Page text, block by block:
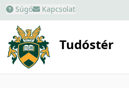
Súgó Kapcsolat
Tudóstér